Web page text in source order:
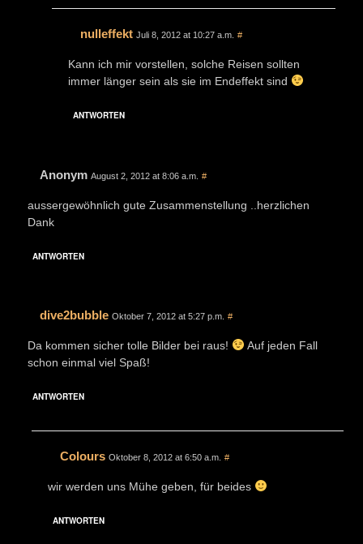
nulleffekt Juli 8, 2012 at 10:27 a.m. #
Kann ich mir vorstellen, solche Reisen sollten
immer länger sein als sie im Endeffekt sind
ANTWORTEN
Anonym August 2, 2012 at 8:06 a.m. #
aussergewöhnlich gute Zusammenstellung ..herzlichen
Dank
ANTWORTEN
dive2bubble Oktober 7, 2012 at 5:27 p.m. #
Da kommen sicher tolle Bilder bei raus!
Auf jeden Fall
schon einmal viel Spaß!
ANTWORTEN
Colours Oktober 8, 2012 at 6:50 a.m. #
wir werden uns Mühe geben, für beides
ANTWORTEN